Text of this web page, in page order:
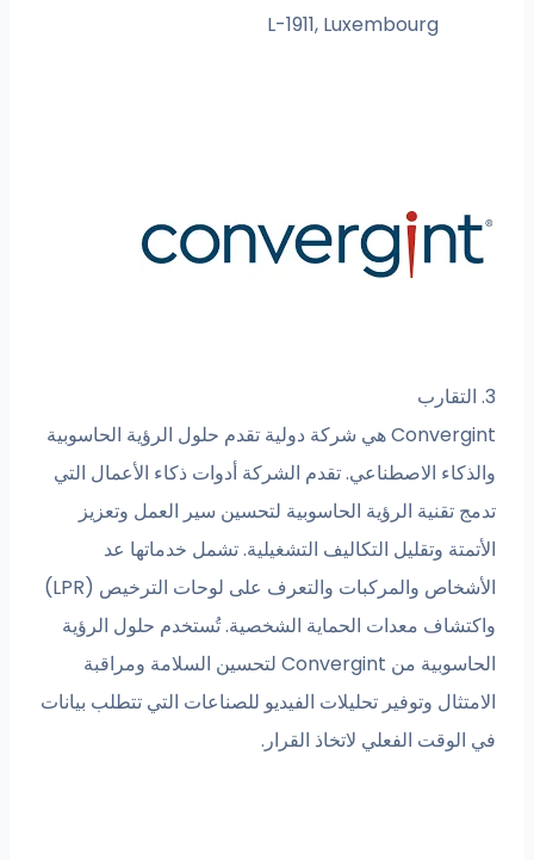
L-1911, Luxembourg
3. التقارب
Convergint هي شركة دولية تقدم حلول الرؤية الحاسوبية
والذكاء الاصطناعي. تقدم الشركة أدوات ذكاء الأعمال التي
تدمج تقنية الرؤية الحاسوبية لتحسين سير العمل وتعزيز
الأتمتة وتقليل التكاليف التشغيلية. تشمل خدماتها عد
الأشخاص والمركبات والتعرف على لوحات الترخيص (LPR)
واكتشاف معدات الحماية الشخصية. تُستخدم حلول الرؤية
الحاسوبية من Convergint لتحسين السلامة ومراقبة
الامتثال وتوفير تحليلات الفيديو للصناعات التي تتطلب بيانات
في الوقت الفعلي لاتخاذ القرار.